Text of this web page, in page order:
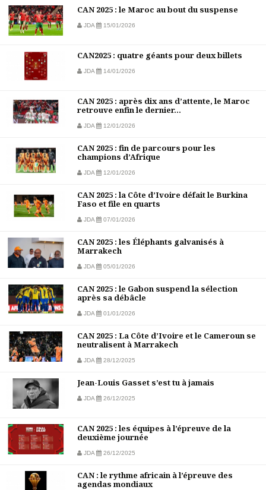
CAN 2025 : le Maroc au bout du suspense
JDA 15/01/2026
CAN2025 : quatre géants pour deux billets
JDA 14/01/2026
CAN 2025 : après dix ans d’attente, le Maroc
retrouve enfin le dernier...
JDA 12/01/2026
CAN 2025 : fin de parcours pour les
champions d’Afrique
JDA 12/01/2026
CAN 2025 : la Côte d’Ivoire défait le Burkina
Faso et file en quarts
JDA 07/01/2026
CAN 2025 : les Éléphants galvanisés à
Marrakech
JDA 05/01/2026
CAN 2025 : le Gabon suspend la sélection
après sa débâcle
JDA 01/01/2026
CAN 2025 : La Côte d’Ivoire et le Cameroun se
neutralisent à Marrakech
JDA 28/12/2025
Jean-Louis Gasset s’est tu à jamais
JDA 26/12/2025
CAN 2025 : les équipes à l’épreuve de la
deuxième journée
JDA 26/12/2025
CAN : le rythme africain à l’épreuve des
agendas mondiaux